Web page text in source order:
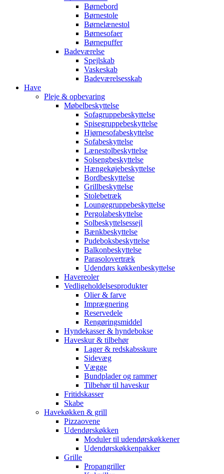
Børnebord
Børnestole
Børnelænestol
Børnesofaer
Børnepuffer
Badeværelse
Spejlskab
Vaskeskab
Badeværelsesskab
Have
Pleje & opbevaring
Møbelbeskyttelse
Sofagruppebeskyttelse
Spisegruppebeskyttelse
Hjørnesofabeskyttelse
Sofabeskyttelse
Lænestolbeskyttelse
Solsengbeskyttelse
Hængekøjebeskyttelse
Bordbeskyttelse
Grillbeskyttelse
Stolebetræk
Loungegruppebeskyttelse
Pergolabeskyttelse
Solbeskyttelsessejl
Bænkbeskyttelse
Pudeboksbeskyttelse
Balkonbeskyttelse
Parasolovertræk
Udendørs køkkenbeskyttelse
Havereoler
Vedligeholdelsesprodukter
Olier & farve
Imprægnering
Reservedele
Rengøringsmiddel
Hyndekasser & hyndebokse
Haveskur & tilbehør
Lager & redskabsskure
Sidevæg
Vægge
Bundplader og rammer
Tilbehør til haveskur
Fritidskasser
Skabe
Havekøkken & grill
Pizzaovene
Udendørskøkken
Moduler til udendørskøkkener
Udendørskøkkenpakker
Grille
Propangriller